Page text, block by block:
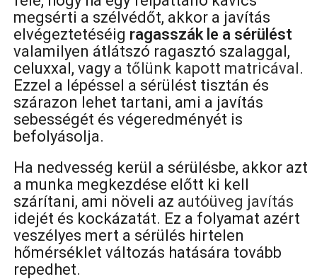
megsérti a szélvédőt, akkor a javítás
elvégeztetéséig ragasszák le a sérülést
valamilyen átlátszó ragasztó szalaggal,
celuxxal, vagy a tőlünk kapott matricával.
Ezzel a lépéssel a sérülést tisztán és
szárazon lehet tartani, ami a javítás
sebességét és végeredményét is
befolyásolja.
Ha nedvesség kerül a sérülésbe, akkor azt
a munka megkezdése előtt ki kell
szárítani, ami növeli az autóüveg javítás
idejét és kockázatát. Ez a folyamat azért
veszélyes mert a sérülés hirtelen
hőmérséklet változás hatására tovább
repedhet.